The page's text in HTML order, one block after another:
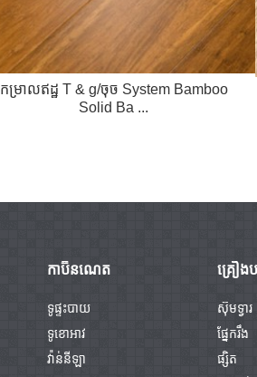
កម្រាលឥដ្ឋ T & g/ចុច System Bamboo
Solid Ba ...
កាប៊ីនណេត
ទូផ្ទះបាយ
ទូខោអាវ
វ៉ាន់នីឡា
គ្រឿង
ស៊ុមទ្វារ
ផ្នែករឹង
ផ្សិត